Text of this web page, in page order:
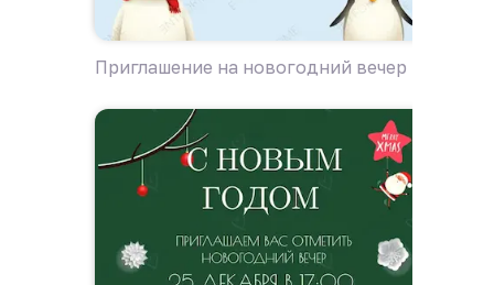
Приглашение на новогодний вечер